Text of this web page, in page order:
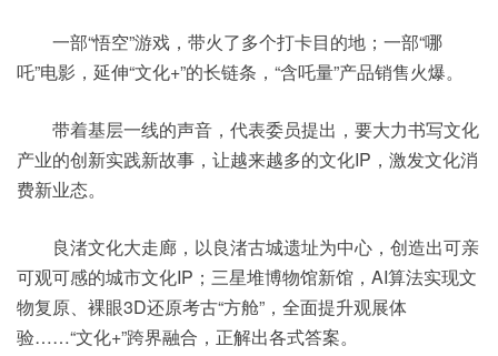
一部“悟空”游戏，带火了多个打卡目的地；一部“哪
吒”电影，延伸“文化+”的长链条，“含吒量”产品销售火爆。
带着基层一线的声音，代表委员提出，要大力书写文化
产业的创新实践新故事，让越来越多的文化IP，激发文化消
费新业态。
良渚文化大走廊，以良渚古城遗址为中心，创造出可亲
可观可感的城市文化IP；三星堆博物馆新馆，AI算法实现文
物复原、裸眼3D还原考古“方舱”，全面提升观展体
验……“文化+”跨界融合，正解出各式答案。